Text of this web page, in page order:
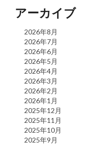
アーカイブ
2026年8月
2026年7月
2026年6月
2026年5月
2026年4月
2026年3月
2026年2月
2026年1月
2025年12月
2025年11月
2025年10月
2025年9月